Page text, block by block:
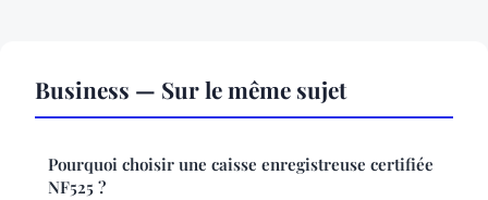
Business — Sur le même sujet
Pourquoi choisir une caisse enregistreuse certifiée
NF525 ?